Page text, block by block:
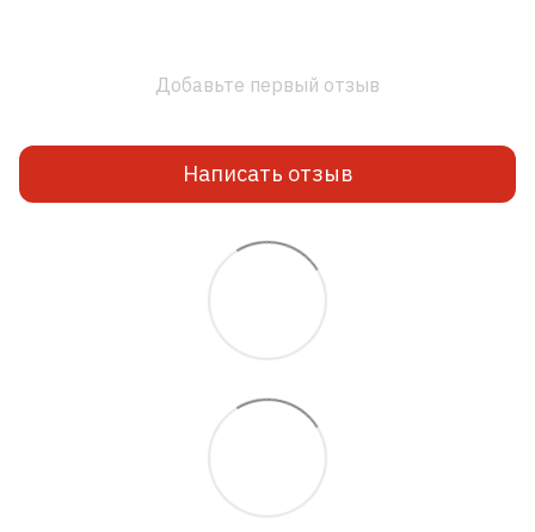
Добавьте первый отзыв
Написать отзыв